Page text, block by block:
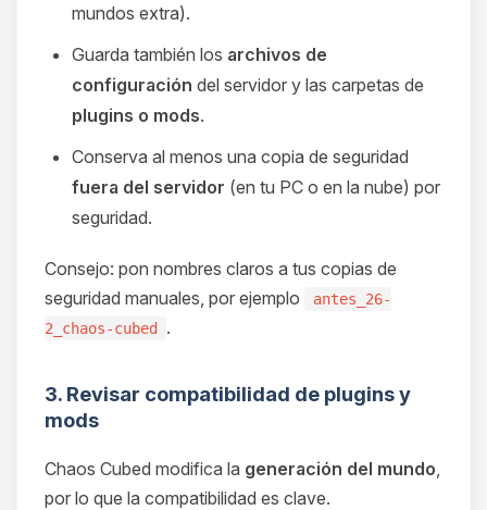
mundos extra).
Guarda también los archivos de
configuración del servidor y las carpetas de
plugins o mods.
Conserva al menos una copia de seguridad
fuera del servidor (en tu PC o en la nube) por
seguridad.
Consejo: pon nombres claros a tus copias de
seguridad manuales, por ejemplo
antes_26-
2_chaos-cubed
.
3. Revisar compatibilidad de plugins y
mods
Chaos Cubed modifica la generación del mundo
por lo que la compatibilidad es clave.